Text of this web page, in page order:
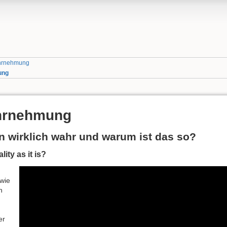
wirklich wahr und warum ist das so?
as it is?